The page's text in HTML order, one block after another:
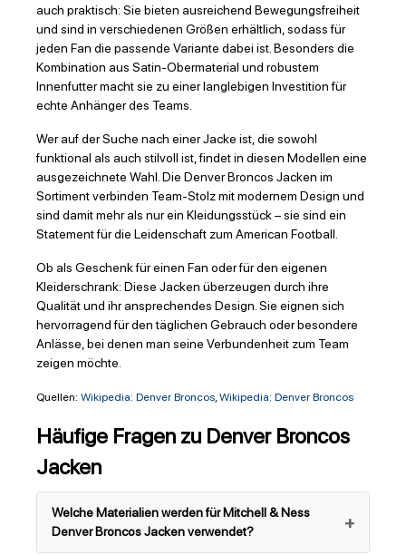
auch praktisch: Sie bieten ausreichend Bewegungsfreiheit
und sind in verschiedenen Größen erhältlich, sodass für
jeden Fan die passende Variante dabei ist. Besonders die
Kombination aus Satin-Obermaterial und robustem
Innenfutter macht sie zu einer langlebigen Investition für
echte Anhänger des Teams.
Wer auf der Suche nach einer Jacke ist, die sowohl
funktional als auch stilvoll ist, findet in diesen Modellen eine
ausgezeichnete Wahl. Die Denver Broncos Jacken im
Sortiment verbinden Team-Stolz mit modernem Design und
sind damit mehr als nur ein Kleidungsstück – sie sind ein
Statement für die Leidenschaft zum American Football.
Ob als Geschenk für einen Fan oder für den eigenen
Kleiderschrank: Diese Jacken überzeugen durch ihre
Qualität und ihr ansprechendes Design. Sie eignen sich
hervorragend für den täglichen Gebrauch oder besondere
Anlässe, bei denen man seine Verbundenheit zum Team
zeigen möchte.
Quellen: Wikipedia: Denver Broncos, Wikipedia: Denver Broncos
Häufige Fragen zu Denver Broncos
Jacken
Welche Materialien werden für Mitchell & Ness
Denver Broncos Jacken verwendet?